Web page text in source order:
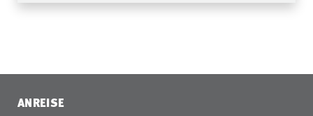
ANREISE